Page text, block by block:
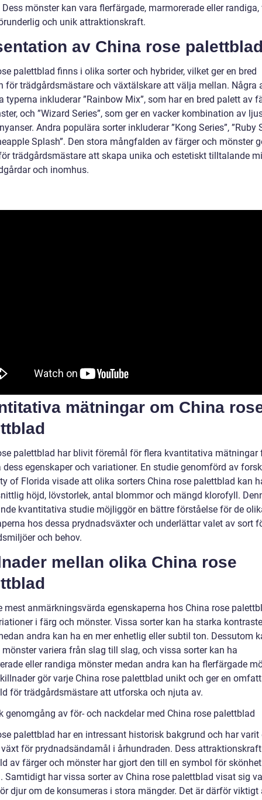
mönster kan vara flerfärgade, marmorerade eller randiga,
och unik attraktionskraft.
av China rose
palettblad finns i olika sorter och hybrider, vilket ger en bred
för trädgårdsmästare och växtälskare att välja mellan. Några
typerna inkluderar ”Rainbow Mix”, som har en bred palett av
och ”Wizard Series”, som ger en vacker kombination av
Andra populära sorter inkluderar ”Kong Series”, ”Ruby
Splash”. Den stora mångfalden av färger och mönster
trädgårdsmästare att skapa unika och estetiskt tilltalande
och inomhus.
mätningar om China
palettblad har blivit föremål för flera kvantitativa mätningar
dess egenskaper och variationer. En studie genomförd av
of Florida visade att olika sorters China rose palettblad kan
höjd, lövstorlek, antal blommor och mängd klorofyll.
kvantitativa studie möjliggör en bättre förståelse för de
hos dessa prydnadsväxter och underlättar valet av sort
och behov.
mellan olika China rose
mest anmärkningsvärda egenskaperna hos China rose
i färg och mönster. Vissa sorter kan ha starka
andra kan ha en mer enhetlig eller subtil ton. Dessutom
variera från slag till slag, och vissa sorter kan ha
eller randiga mönster medan andra kan ha flerfärgade
gör varje China rose palettblad unikt och ger en
för trädgårdsmästare att utforska och njuta av.
genomgång av för- och nackdelar med China rose palettblad
palettblad har en intressant historisk bakgrund och har varit
för prydnadsändamål i århundraden. Dess
av färger och mönster har gjort den till en symbol för
Samtidigt har vissa sorter av China rose palettblad visat sig
djur om de konsumeras i stora mängder. Det är därför viktigt